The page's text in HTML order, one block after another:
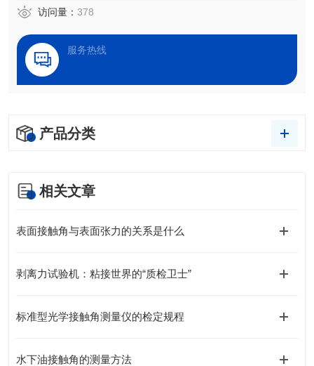
访问量： 378
服务热线
产品分类
相关文章
表面接触角与表面张力的关系是什么
剥离力试验机：粘接世界的“质检卫士”
标准型光学接触角测量仪的检定规程
水下油接触角的测量方法